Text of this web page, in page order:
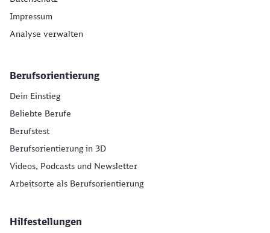
Impressum
Analyse verwalten
Berufsorientierung
Dein Einstieg
Beliebte Berufe
Berufstest
Berufsorientierung in 3D
Videos, Podcasts und Newsletter
Arbeitsorte als Berufsorientierung
Hilfestellungen